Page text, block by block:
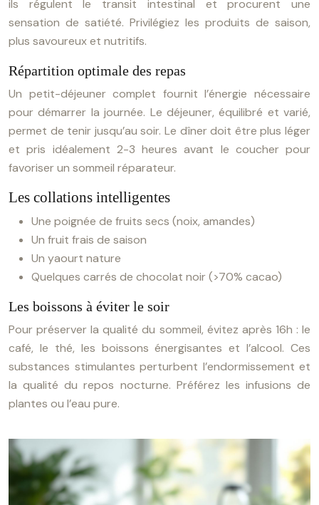
ils régulent le transit intestinal et procurent une
sensation de satiété. Privilégiez les produits de saison,
plus savoureux et nutritifs.
Répartition optimale des repas
Un petit-déjeuner complet fournit l’énergie nécessaire
pour démarrer la journée. Le déjeuner, équilibré et varié,
permet de tenir jusqu’au soir. Le dîner doit être plus léger
et pris idéalement 2-3 heures avant le coucher pour
favoriser un sommeil réparateur.
Les collations intelligentes
Une poignée de fruits secs (noix, amandes)
Un fruit frais de saison
Un yaourt nature
Quelques carrés de chocolat noir (>70% cacao)
Les boissons à éviter le soir
Pour préserver la qualité du sommeil, évitez après 16h : le
café, le thé, les boissons énergisantes et l’alcool. Ces
substances stimulantes perturbent l’endormissement et
la qualité du repos nocturne. Préférez les infusions de
plantes ou l’eau pure.